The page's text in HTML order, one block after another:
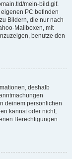
mein-bild.gif.
PC befinden
Bildern, die nur nach
Mailboxen, mit
benutze den
deshalb
deinem persönlichen
kannst oder nicht,
Berechtigungen